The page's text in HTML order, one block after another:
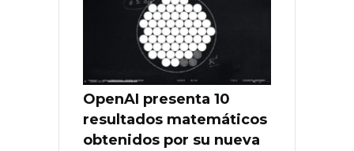
OpenAI presenta 10
resultados matemáticos
obtenidos por su nueva